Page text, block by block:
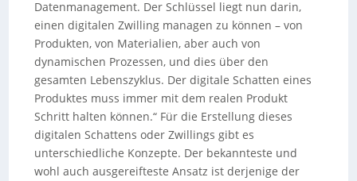
Datenmanagement. Der Schlüssel liegt nun darin,
einen digitalen Zwilling managen zu können – von
Produkten, von Materialien, aber auch von
dynamischen Prozessen, und dies über den
gesamten Lebenszyklus. Der digitale Schatten eines
Produktes muss immer mit dem realen Produkt
Schritt halten können.“ Für die Erstellung dieses
digitalen Schattens oder Zwillings gibt es
unterschiedliche Konzepte. Der bekannteste und
wohl auch ausgereifteste Ansatz ist derjenige der